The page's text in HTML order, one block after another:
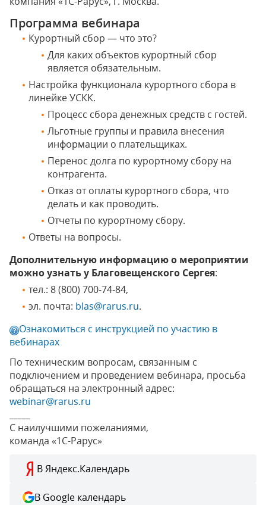
Программа вебинара
Курортный сбор — что это?
Для каких объектов курортный сбор
является обязательным.
Настройка функционала курортного сбора в
линейке УСКК.
Процесс сбора денежных средств с гостей.
Льготные группы и правила внесения
информации о плательщиках.
Перенос долга по курортному сбору на
контрагента.
Отказ от оплаты курортного сбора, что
делать и как проводить.
Отчеты по курортному сбору.
Ответы на вопросы.
Дополнительную информацию о мероприятии
можно узнать у Благовещенского Сергея:
тел.: 8 (800) 700-74-84,
эл. почта: blas@rarus.ru.
Ознакомиться с инструкцией по участию в
вебинарах
По техническим вопросам, связанным с
подключением и проведением вебинара, просьба
обращаться на электронный адрес:
webinar@rarus.ru
С наилучшими пожеланиями,
команда «1С-Рарус»
В Яндекс.Календарь
В Google календарь